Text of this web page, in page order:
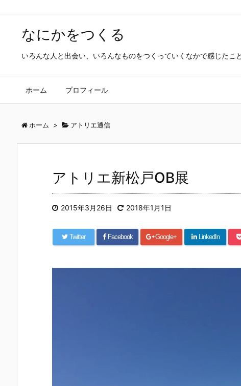
なにかをつくる
いろんな人と出会い、いろんなものをつくっていくなかで感じたこ
ホーム プロフィール
ホーム > アトリエ通信
アトリエ新松戸OB展
2015年3月26日 2018年1月1日
Twitter Facebook Google+ LinkedIn